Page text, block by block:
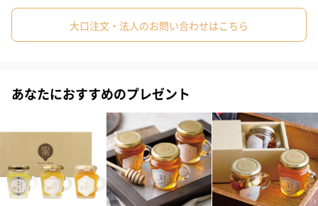
あかしあ蜂蜜
国産はちみつ人気No.1！「はちみつの女王」と呼ばれ、上品でク
セのないすっきりとした甘さ、透明度の高さが楽しめます。どん
なお料理にも合います。
#男友達 #女友達 #彼氏 #20代前半 #20代後半 #30代
大口注文・法人のお問い合わせはこちら
あなたにおすすめのプレゼント